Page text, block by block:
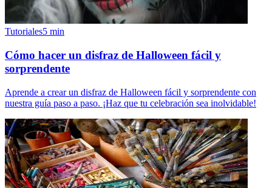
Tutoriales5 min
Cómo hacer un disfraz de Halloween fácil y
sorprendente
Aprende a crear un disfraz de Halloween fácil y sorprendente con
nuestra guía paso a paso. ¡Haz que tu celebración sea inolvidable!